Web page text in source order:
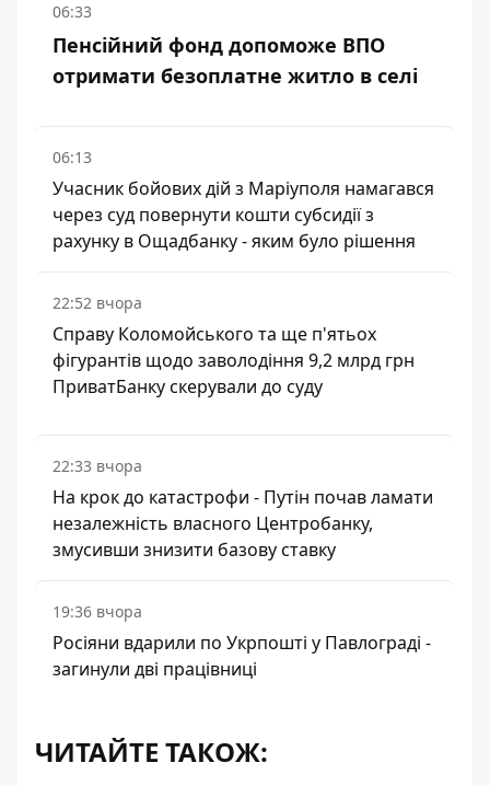
06:33
Пенсійний фонд допоможе ВПО
отримати безоплатне житло в селі
06:13
Учасник бойових дій з Маріуполя намагався
через суд повернути кошти субсидії з
рахунку в Ощадбанку - яким було рішення
22:52 вчора
Справу Коломойського та ще п'ятьох
фігурантів щодо заволодіння 9,2 млрд грн
ПриватБанку скерували до суду
22:33 вчора
На крок до катастрофи - Путін почав ламати
незалежність власного Центробанку,
змусивши знизити базову ставку
19:36 вчора
Росіяни вдарили по Укрпошті у Павлограді -
загинули дві працівниці
ЧИТАЙТЕ ТАКОЖ: